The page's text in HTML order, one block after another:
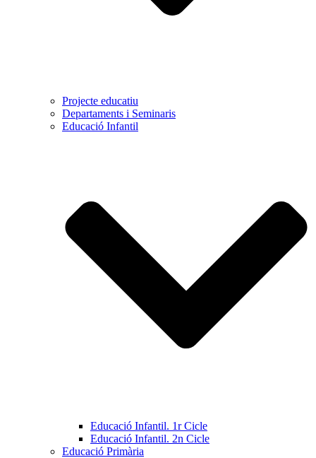
Projecte educatiu
Departaments i Seminaris
Educació Infantil
Educació Infantil. 1r Cicle
Educació Infantil. 2n Cicle
Educació Primària